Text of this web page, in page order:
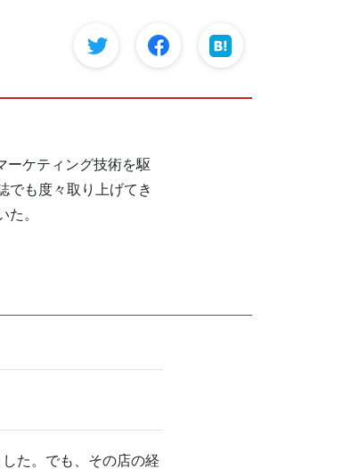
ーケティング技術を駆
でも度々取り上げてき
。
た。でも、その店の経